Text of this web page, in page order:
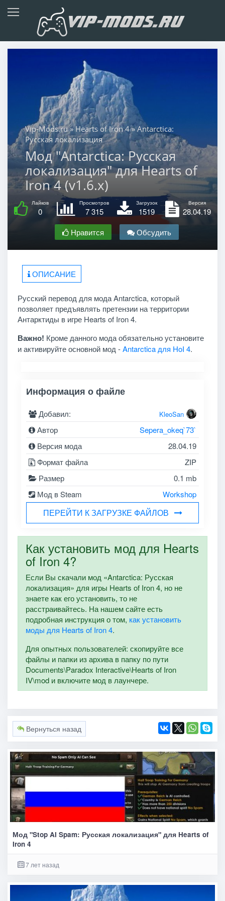
Vip-Mods.ru»Hearts of Iron 4» Antarctica:
Русская локализация
Мод "Antarctica: Русская
локализация" для Hearts of
Iron 4 (v1.6.x)
Лайков
0
Просмотров
7 315
Загрузок
1519
Версия
28.04.19
Нравится
Обсудить
ОПИСАНИЕ
Русский перевод для мода Antarctica, который
позволяет предъявлять претензии на территории
Антарктиды в игре Hearts of Iron 4.
Важно! Кроме данного мода обязательно установите
и активируйте основной мод -Antarctica для HoI 4.
Информация о файле
Добавил: KleoSan
Автор
Sepera_okeq`73`
Версия мода
28.04.19
Формат файла
ZIP
Размер
0.1 mb
Мод в Steam
Workshop
ПЕРЕЙТИ К ЗАГРУЗКЕ ФАЙЛОВ
Как установить мод для Hearts
of Iron 4?
Если Вы скачали мод «Antarctica: Русская
локализация» для игры Hearts of Iron 4, но не
знаете как его установить, то не
расстраивайтесь. На нашем сайте есть
подробная инструкция о том, как установить
моды для Hearts of Iron 4.
Для опытных пользователей: скопируйте все
файлы и папки из архива в папку по пути
Documents\Paradox Interactive\Hearts of Iron
IV\mod и включите мод в лаунчере.
Вернуться назад
Мод "Stop AI Spam: Русская локализация" для Hearts of
Iron 4
7 лет назад